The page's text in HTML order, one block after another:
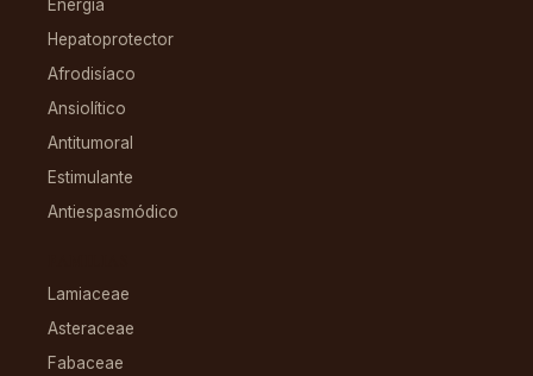
Energía
Hepatoprotector
Afrodisíaco
Ansiolítico
Antitumoral
Estimulante
Antiespasmódico
Lamiaceae
Asteraceae
Fabaceae